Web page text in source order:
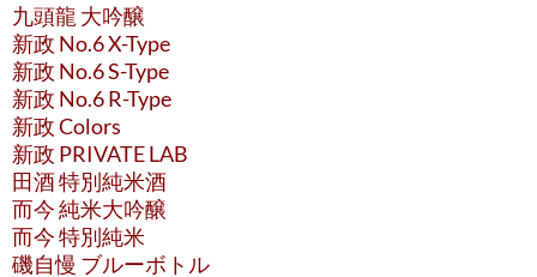
九頭龍 大吟醸
新政 No.6 X-Type
新政 No.6 S-Type
新政 No.6 R-Type
新政 Colors
新政 PRIVATE LAB
田酒 特別純米酒
而今 純米大吟醸
而今 特別純米
磯自慢 ブルーボトル